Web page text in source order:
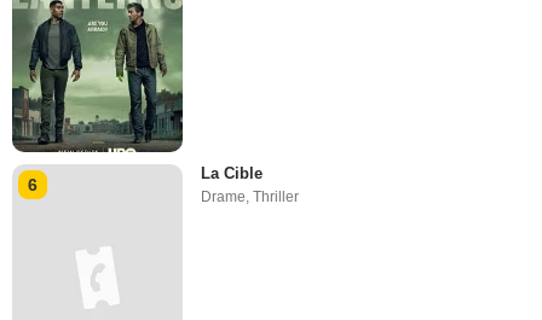
6
La Cible
Drame ,Thriller